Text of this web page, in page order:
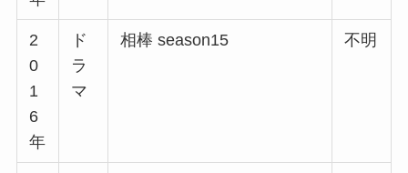
2
0
1
6
年
ド
ラ
マ
相棒 season15 不明